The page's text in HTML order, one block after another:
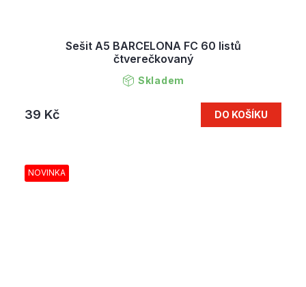
Sešit A5 BARCELONA FC 60 listů
čtverečkovaný
Skladem
39 Kč DO KOŠÍKU
NOVINKA